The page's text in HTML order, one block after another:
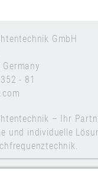
GmbH
- 81
– Ihr
und individuelle